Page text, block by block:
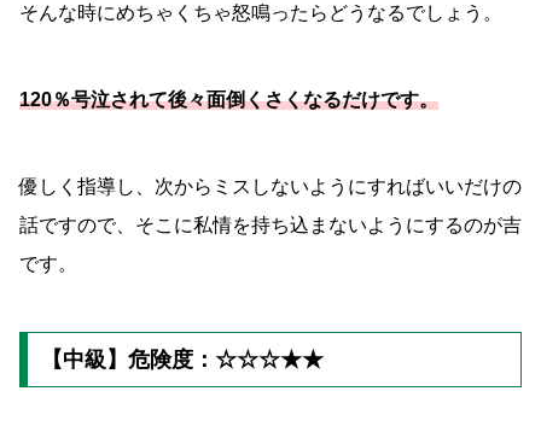
そんな時にめちゃくちゃ怒鳴ったらどうなるでしょう。
120％号泣されて後々面倒くさくなるだけです。
優しく指導し、次からミスしないようにすればいいだけの
話ですので、そこに私情を持ち込まないようにするのが吉
です。
【中級】危険度：☆☆☆★★